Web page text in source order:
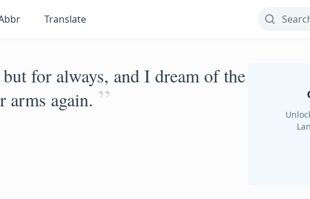
Translate
for always, and I dream of the
arms again. ”